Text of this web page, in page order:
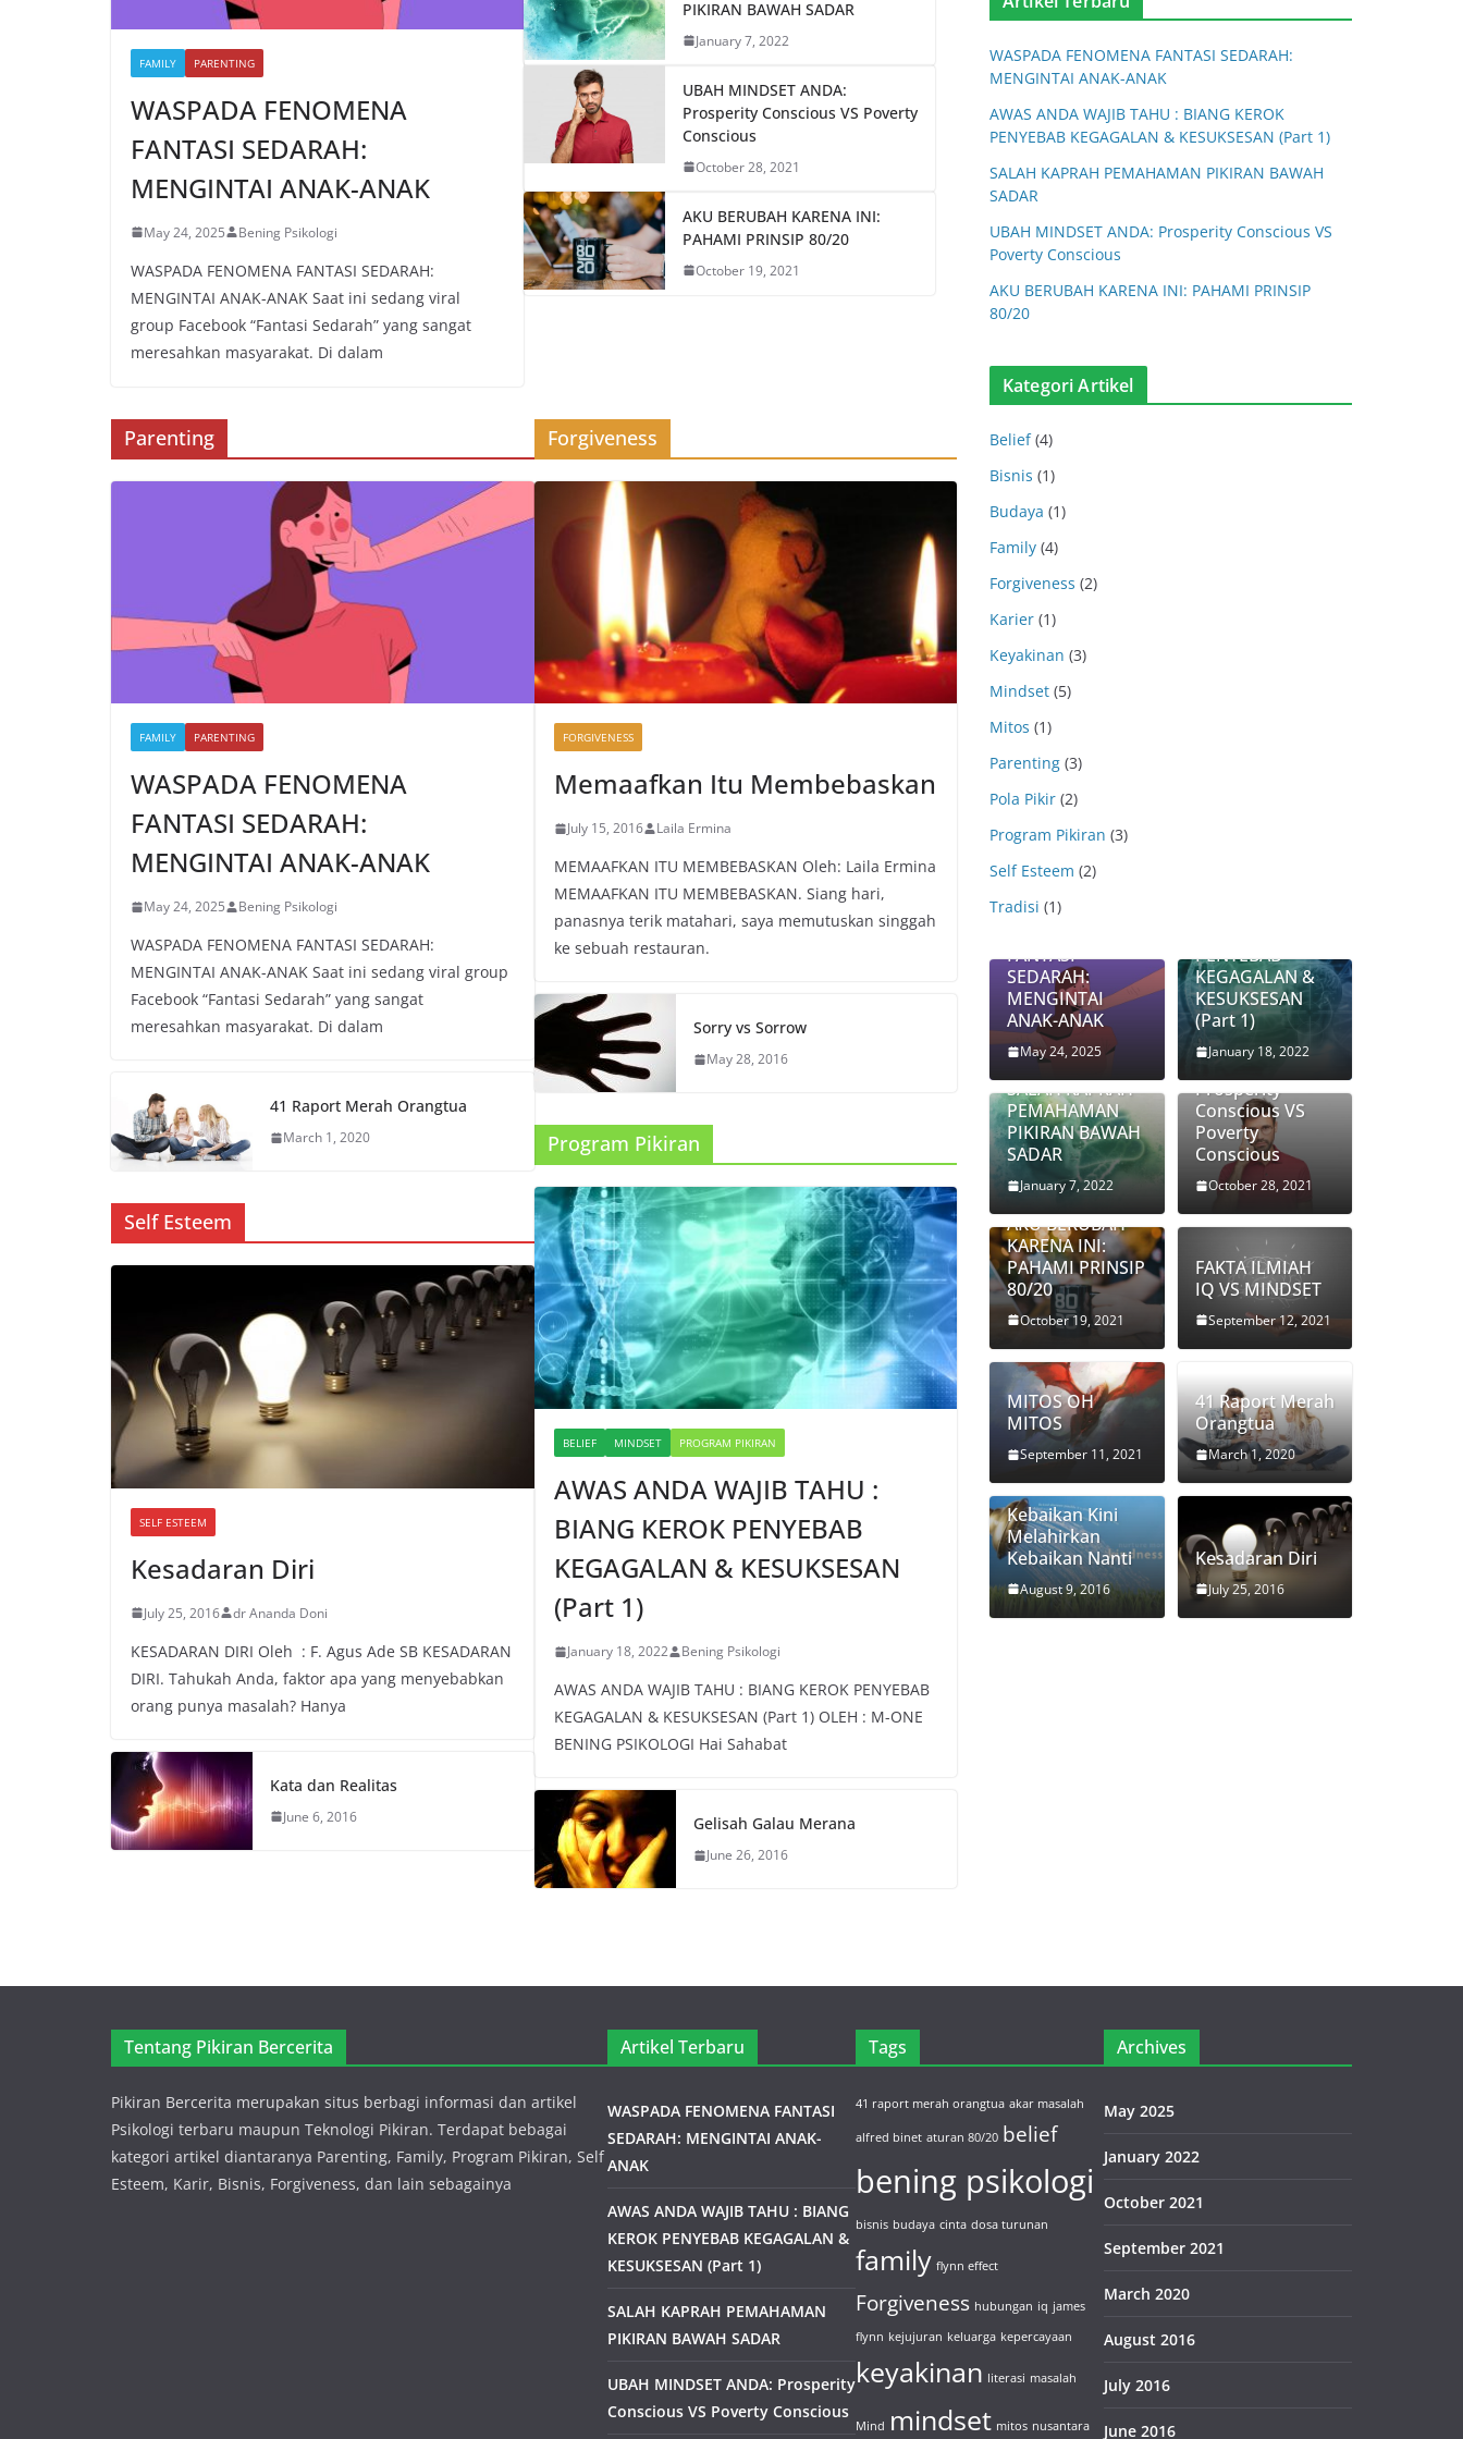
FAMILY PARENTING
WASPADA FENOMENA
FANTASI SEDARAH:
MENGINTAI ANAK-ANAK
May 24, 2025 Bening Psikologi
WASPADA FENOMENA FANTASI SEDARAH:
MENGINTAI ANAK-ANAK Saat ini sedang viral
group Facebook “Fantasi Sedarah” yang sangat
meresahkan masyarakat. Di dalam
PIKIRAN BAWAH SADAR
January 7, 2022
UBAH MINDSET ANDA:
Prosperity Conscious VS Poverty
Conscious
October 28, 2021
AKU BERUBAH KARENA INI:
PAHAMI PRINSIP 80/20
October 19, 2021
Parenting
FAMILY PARENTING
WASPADA FENOMENA
FANTASI SEDARAH:
MENGINTAI ANAK-ANAK
May 24, 2025 Bening Psikologi
WASPADA FENOMENA FANTASI SEDARAH:
MENGINTAI ANAK-ANAK Saat ini sedang viral group
Facebook “Fantasi Sedarah” yang sangat
meresahkan masyarakat. Di dalam
41 Raport Merah Orangtua
March 1, 2020
Self Esteem
SELF ESTEEM
Kesadaran Diri
July 25, 2016 dr Ananda Doni
KESADARAN DIRI Oleh : F. Agus Ade SB KESADARAN
DIRI. Tahukah Anda, faktor apa yang menyebabkan
orang punya masalah? Hanya
Kata dan Realitas
June 6, 2016
Forgiveness
FORGIVENESS
Memaafkan Itu Membebaskan
July 15, 2016 Laila Ermina
MEMAAFKAN ITU MEMBEBASKAN Oleh: Laila Ermina
MEMAAFKAN ITU MEMBEBASKAN. Siang hari,
panasnya terik matahari, saya memutuskan singgah
ke sebuah restauran.
Sorry vs Sorrow
May 28, 2016
Program Pikiran
BELIEF MINDSET PROGRAM PIKIRAN
AWAS ANDA WAJIB TAHU :
BIANG KEROK PENYEBAB
KEGAGALAN & KESUKSESAN
(Part 1)
January 18, 2022 Bening Psikologi
AWAS ANDA WAJIB TAHU : BIANG KEROK PENYEBAB
KEGAGALAN & KESUKSESAN (Part 1) OLEH : M-ONE
BENING PSIKOLOGI Hai Sahabat
Gelisah Galau Merana
June 26, 2016
WASPADA FENOMENA FANTASI SEDARAH:
MENGINTAI ANAK-ANAK
AWAS ANDA WAJIB TAHU : BIANG KEROK
PENYEBAB KEGAGALAN & KESUKSESAN (Part 1)
SALAH KAPRAH PEMAHAMAN PIKIRAN BAWAH
SADAR
UBAH MINDSET ANDA: Prosperity Conscious VS
Poverty Conscious
AKU BERUBAH KARENA INI: PAHAMI PRINSIP
80/20
Kategori Artikel
Belief(4)
Bisnis (1)
Budaya (1)
Family (4)
Forgiveness (2)
Karier (1)
Keyakinan (3)
Mindset (5)
Mitos (1)
Parenting (3)
Pola Pikir (2)
Program Pikiran (3)
Self Esteem (2)
Tradisi (1)
WASPADA
FANTASI
SEDARAH:
MENGINTAI
ANAK-ANAK
May 24, 2025
PENYEBAB
KEGAGALAN &
KESUKSESAN
(Part 1)
January 18, 2022
SALAH KAPRAH
PEMAHAMAN
PIKIRAN BAWAH
SADAR
January 7, 2022
UBAH MINDSET
Prosperity
Conscious VS
Poverty
Conscious
October 28, 2021
AKU BERUBAH
KARENA INI:
PAHAMI PRINSIP
80/20
October 19, 2021
FAKTA ILMIAH
IQ VS MINDSET
September 12, 2021
MITOS OH
MITOS
September 11, 2021
41 Raport Merah
Orangtua
March 1, 2020
Kebaikan Kini
Melahirkan
Kebaikan Nanti
August 9, 2016
Kesadaran Diri
July 25, 2016
Tentang Pikiran Bercerita
Pikiran Bercerita merupakan situs berbagi informasi dan artikel
Psikologi terbaru maupun Teknologi Pikiran. Terdapat bebagai
kategori artikel diantaranya Parenting, Family, Program Pikiran, Self
Esteem, Karir, Bisnis, Forgiveness, dan lain sebagainya
Artikel Terbaru
WASPADA FENOMENA FANTASI
SEDARAH: MENGINTAI ANAK-
ANAK
AWAS ANDA WAJIB TAHU : BIANG
KEROK PENYEBAB KEGAGALAN &
KESUKSESAN (Part 1)
SALAH KAPRAH PEMAHAMAN
PIKIRAN BAWAH SADAR
UBAH MINDSET ANDA: Prosperity
Conscious VS Poverty Conscious
Tags
41 raport merah orangtua akar masalah
alfred binet aturan 80/20 belief
bening psikologi
bisnis budaya cinta dosa turunan
family flynn effect
Forgiveness hubungan iq james
flynn kejujuran keluarga kepercayaan
keyakinan literasi masalah
Mind mindset mitos nusantara
Archives
May 2025
January 2022
October 2021
September 2021
March 2020
August 2016
July 2016
June 2016